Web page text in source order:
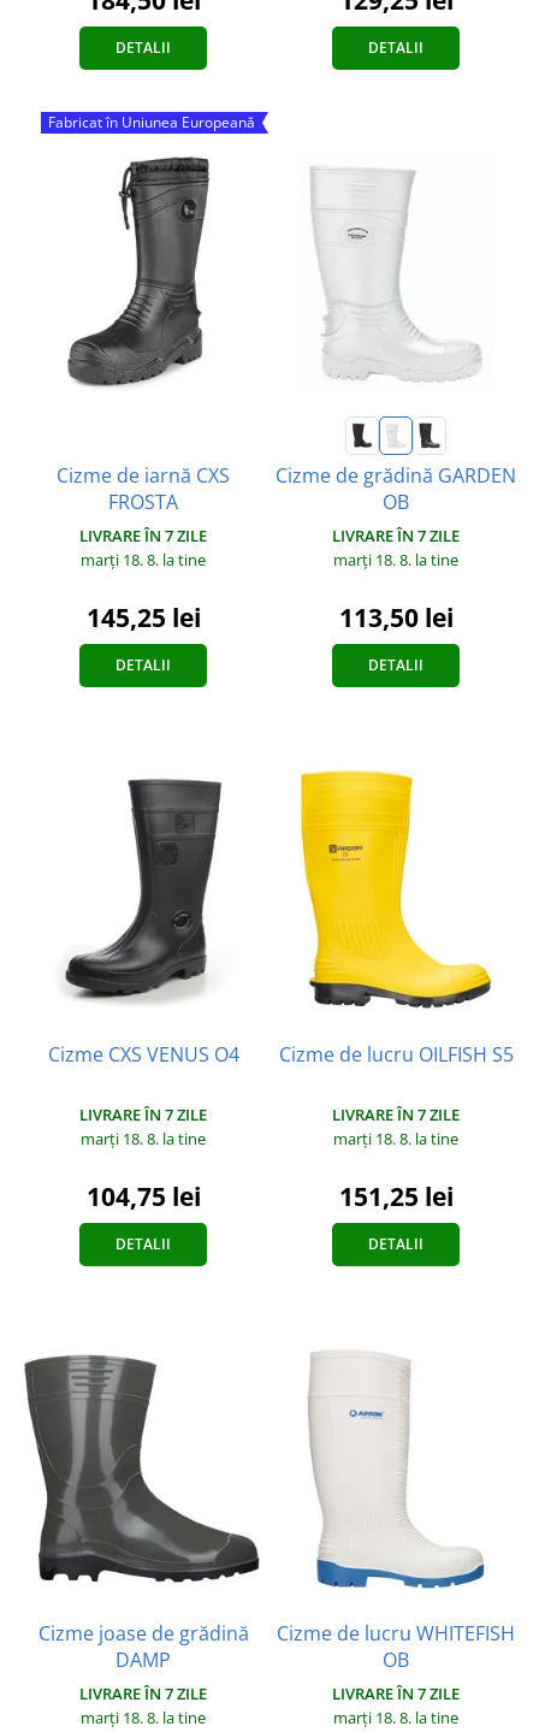
DETALII DETALII
Fabricat în Uniunea Europeană
Cizme de iarnă CXS
FROSTA
LIVRARE ÎN 7 ZILE
marți 18. 8. la tine
145,25 lei
DETALII
Cizme de grădină GARDEN
OB
LIVRARE ÎN 7 ZILE
marți 18. 8. la tine
113,50 lei
DETALII
Cizme CXS VENUS O4
LIVRARE ÎN 7 ZILE
marți 18. 8. la tine
104,75 lei
DETALII
Cizme de lucru OILFISH S5
LIVRARE ÎN 7 ZILE
marți 18. 8. la tine
151,25 lei
DETALII
Cizme joase de grădină
DAMP
LIVRARE ÎN 7 ZILE
marți 18. 8. la tine
Cizme de lucru WHITEFISH
OB
LIVRARE ÎN 7 ZILE
marți 18. 8. la tine